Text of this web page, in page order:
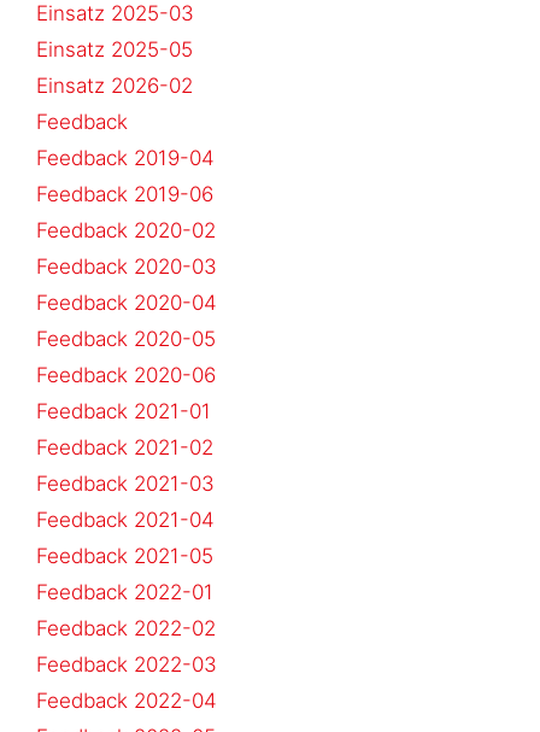
Einsatz 2025-03
Einsatz 2025-05
Einsatz 2026-02
Feedback
Feedback 2019-04
Feedback 2019-06
Feedback 2020-02
Feedback 2020-03
Feedback 2020-04
Feedback 2020-05
Feedback 2020-06
Feedback 2021-01
Feedback 2021-02
Feedback 2021-03
Feedback 2021-04
Feedback 2021-05
Feedback 2022-01
Feedback 2022-02
Feedback 2022-03
Feedback 2022-04